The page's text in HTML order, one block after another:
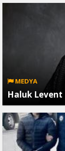
MEDYA
Haluk Levent